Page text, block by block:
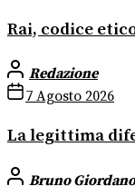
Rai, codice
Redazione
7 Agosto 2026
La legittima
Bruno Giordano